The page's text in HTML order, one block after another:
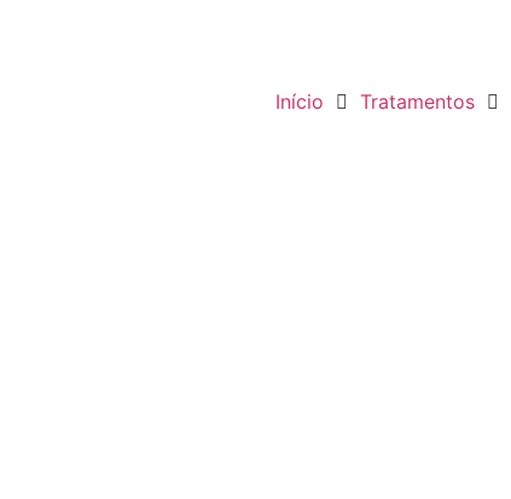
Início Tratamentos